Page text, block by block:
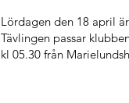
Lördagen den 18 april
Tävlingen passar
kl 05.30 från